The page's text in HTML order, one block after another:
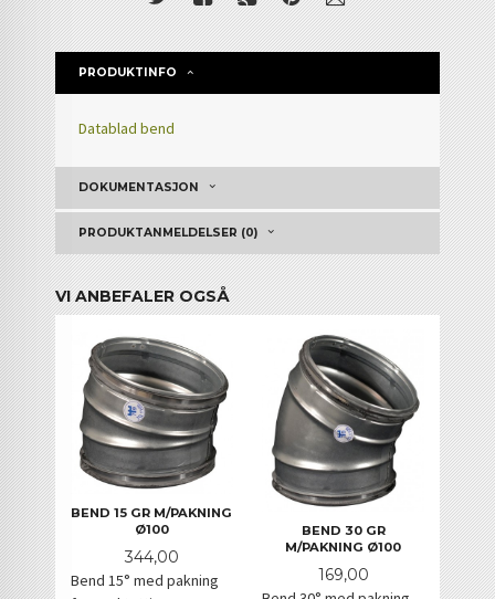
PRODUKTINFO
Datablad bend
DOKUMENTASJON
PRODUKTANMELDELSER (0)
VI ANBEFALER OGSÅ
BEND 15 GR M/PAKNING
Ø100
Pris
344,00
Bend 15° med pakning
BEND 30 GR
M/PAKNING Ø100
Pris
169,00